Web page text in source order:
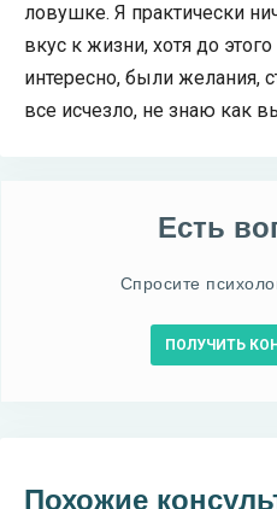
ловушке. Я практически
вкус к жизни, хотя до
интересно, были желания,
все исчезло, не знаю как
Есть
Спросите
ПОЛУЧИТЬ
Похожие